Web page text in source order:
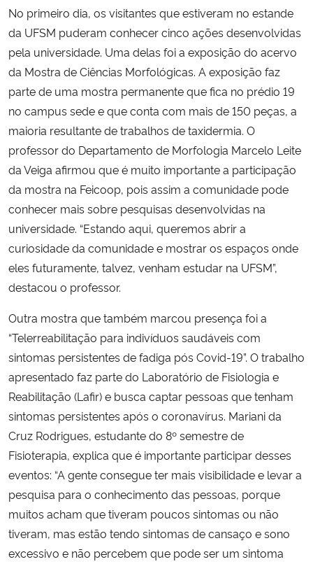
No primeiro dia, os visitantes que estiveram no estande
da UFSM puderam conhecer cinco ações desenvolvidas
pela universidade. Uma delas foi a exposição do acervo
da Mostra de Ciências Morfológicas. A exposição faz
parte de uma mostra permanente que fica no prédio 19
no campus sede e que conta com mais de 150 peças, a
maioria resultante de trabalhos de taxidermia. O
professor do Departamento de Morfologia Marcelo Leite
da Veiga afirmou que é muito importante a participação
da mostra na Feicoop, pois assim a comunidade pode
conhecer mais sobre pesquisas desenvolvidas na
universidade. “Estando aqui, queremos abrir a
curiosidade da comunidade e mostrar os espaços onde
eles futuramente, talvez, venham estudar na UFSM”,
destacou o professor.
Outra mostra que também marcou presença foi a
“Telerreabilitação para indivíduos saudáveis com
sintomas persistentes de fadiga pós Covid-19”. O trabalho
apresentado faz parte do Laboratório de Fisiologia e
Reabilitação (Lafir) e busca captar pessoas que tenham
sintomas persistentes após o coronavírus. Mariani da
Cruz Rodrigues, estudante do 8º semestre de
Fisioterapia, explica que é importante participar desses
eventos: “A gente consegue ter mais visibilidade e levar a
pesquisa para o conhecimento das pessoas, porque
muitos acham que tiveram poucos sintomas ou não
tiveram, mas estão tendo sintomas de cansaço e sono
excessivo e não percebem que pode ser um sintoma